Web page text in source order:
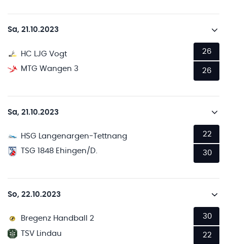
Sa, 21.10.2023
HC LJG Vogt
MTG Wangen 3
26
26
Sa, 21.10.2023
HSG Langenargen-Tettnang
TSG 1848 Ehingen/D.
22
30
So, 22.10.2023
Bregenz Handball 2
TSV Lindau
30
22